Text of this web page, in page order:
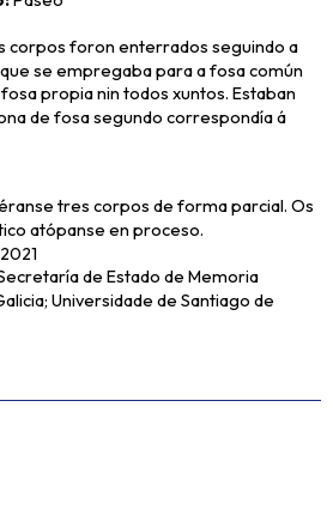
corpos foron enterrados seguindo a
se empregaba para a fosa común
propia nin todos xuntos. Estaban
de fosa segundo correspondía á
tres corpos de forma parcial. Os
atópanse en proceso.
2021
de Estado de Memoria
Universidade de Santiago de